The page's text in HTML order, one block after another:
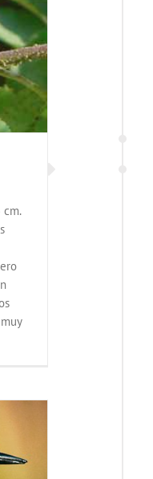
Mirlo común
de El Correntíu